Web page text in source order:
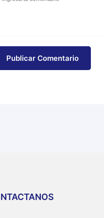
Publicar Comentario